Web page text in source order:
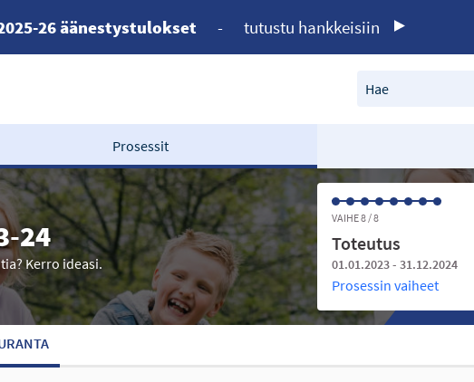
26 äänestystulokset - tutustu hankkeisiin
Hae
Prosessit
24
Kerro ideasi.
VAIHE 8 / 8
Toteutus
01.01.2023 - 31.12.2024
Prosessin vaiheet